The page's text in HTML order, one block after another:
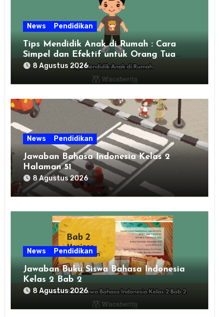
News Pendidikan
Tips Mendidik Anak di Rumah : Cara
Simpel dan Efektif untuk Orang Tua
Zaman Sekarang
8 Agustus 2026
News Pendidikan
Jawaban Bahasa Indonesia Kelas 2
Halaman 51
8 Agustus 2026
News Pendidikan
Jawaban Buku Siswa Bahasa Indonesia
Kelas 2 Bab 2
8 Agustus 2026